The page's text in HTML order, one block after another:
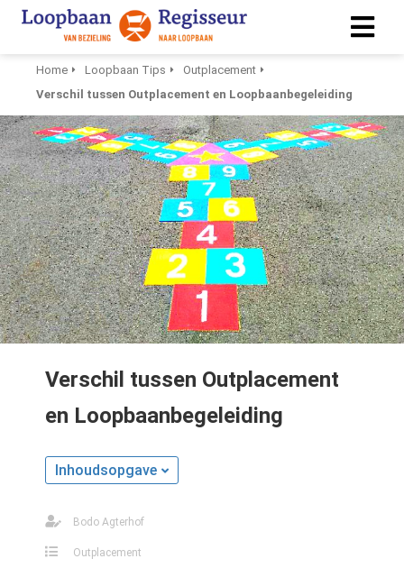
Home Loopbaan Tips
Outplacement
Verschil tussen Outplacement en Loopbaanbegeleiding
Verschil tussen Outplacement
en Loopbaanbegeleiding
Inhoudsopgave
Bodo Agterhof
Outplacement
policy
zijn
om
te
Ze
gebruikt